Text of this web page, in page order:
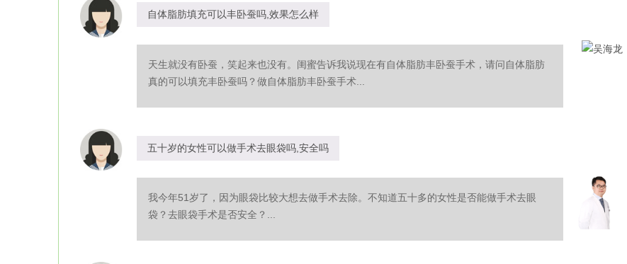
自体脂肪填充可以丰卧蚕吗,效果怎么样
天生就没有卧蚕，笑起来也没有。闺蜜告诉我说现在有自体脂肪丰卧蚕手术，请问自体脂肪
真的可以填充丰卧蚕吗？做自体脂肪丰卧蚕手术...
五十岁的女性可以做手术去眼袋吗,安全吗
我今年51岁了，因为眼袋比较大想去做手术去除。不知道五十多的女性是否能做手术去眼
袋？去眼袋手术是否安全？...